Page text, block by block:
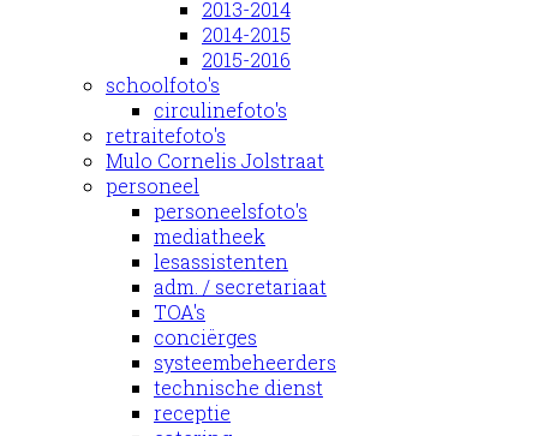
2013-2014
2014-2015
2015-2016
schoolfoto's
circulinefoto's
retraitefoto's
Mulo Cornelis Jolstraat
personeel
personeelsfoto's
mediatheek
lesassistenten
adm. / secretariaat
TOA's
conciërges
systeembeheerders
technische dienst
receptie